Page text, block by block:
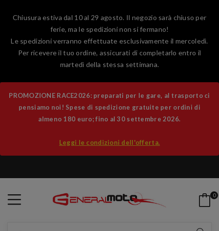
Chiusura estiva dal 10 al 29 agosto. Il negozio sarà chiuso per
ferie, ma le spedizioni non si fermano!
Le spedizioni verranno effettuate esclusivamente il mercoledì.
Per ricevere il tuo ordine, assicurati di completarlo entro il
martedì della stessa settimana.
PROMOZIONE RACE2026: preparati per le gare, al trasporto ci
pensiamo noi! Spese di spedizione gratuite per ordini di
almeno 180 euro; fino al 30 settembre 2026.
Leggi le condizioni dell'offerta.
0